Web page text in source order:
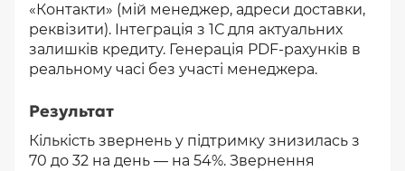
«Контакти» (мій менеджер, адреси доставки,
реквізити). Інтеграція з 1С для актуальних
залишків кредиту. Генерація PDF-рахунків в
реальному часі без участі менеджера.
Результат
Кількість звернень у підтримку знизилась з
70 до 32 на день — на 54%. Звернення